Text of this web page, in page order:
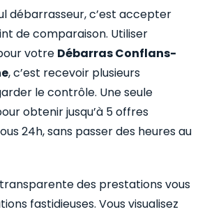
débarrasseur, c’est accepter
de comparaison. Utiliser
votre Débarras Conflans-
, c’est recevoir plusieurs
le contrôle. Une seule
obtenir jusqu’à 5 offres
24h, sans passer des heures au
des prestations vous
fastidieuses. Vous visualisez